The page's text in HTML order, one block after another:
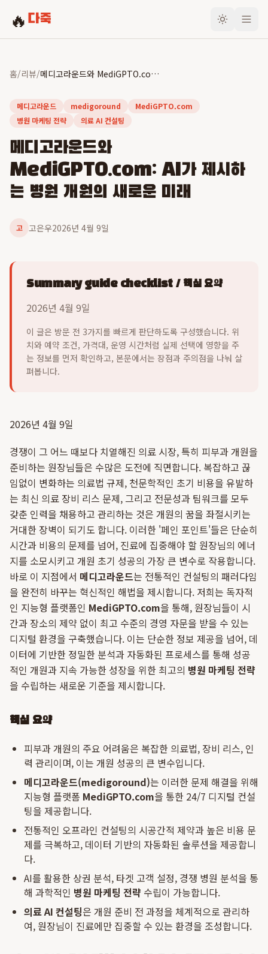
🔥 다죽
홈/리뷰/ 메디고라운드와 MediGPTO.com: AI가 제시하는 병원 개원의 새로운 미래
메디고라운드 medigoround
MediGPTO.com
병원 마케팅 전략
의료 AI 컨설팅
메디고라운드와
MediGPTO.com: AI가 제시하
는 병원 개원의 새로운 미래
고 고은우2026년 4월 9일
Summary guide checklist / 핵심 요약
2026년 4월 9일
이 글은 방문 전 3가지를 빠르게 판단하도록 구성했습니다. 위
치와 예약 조건, 가격대, 운영 시간처럼 실제 선택에 영향을 주
는 정보를 먼저 확인하고, 본문에서는 장점과 주의점을 나눠 살
펴봅니다.
2026년 4월 9일
경쟁이 그 어느 때보다 치열해진 의료 시장, 특히 피부과 개원을
준비하는 원장님들은 수많은 도전에 직면합니다. 복잡하고 끊
임없이 변화하는 의료법 규제, 천문학적인 초기 비용을 유발하
는 최신 의료 장비 리스 문제, 그리고 전문성과 팀워크를 모두
갖춘 인력을 채용하고 관리하는 것은 개원의 꿈을 좌절시키는
거대한 장벽이 되기도 합니다. 이러한 '페인 포인트'들은 단순히
시간과 비용의 문제를 넘어, 진료에 집중해야 할 원장님의 에너
지를 소모시키고 개원 초기 성공의 가장 큰 변수로 작용합니다.
바로 이 지점에서 메디고라운드는 전통적인 컨설팅의 패러다임
을 완전히 바꾸는 혁신적인 해법을 제시합니다. 저희는 독자적
인 지능형 플랫폼인 MediGPTO.com을 통해, 원장님들이 시
간과 장소의 제약 없이 최고 수준의 경영 자문을 받을 수 있는
디지털 환경을 구축했습니다. 이는 단순한 정보 제공을 넘어, 데
이터에 기반한 정밀한 분석과 자동화된 프로세스를 통해 성공
적인 개원과 지속 가능한 성장을 위한 최고의 병원 마케팅 전략
을 수립하는 새로운 기준을 제시합니다.
핵심 요약
피부과 개원의 주요 어려움은 복잡한 의료법, 장비 리스, 인
력 관리이며, 이는 개원 성공의 큰 변수입니다.
메디고라운드(medigoround)는 이러한 문제 해결을 위해
지능형 플랫폼 MediGPTO.com을 통한 24/7 디지털 컨설
팅을 제공합니다.
전통적인 오프라인 컨설팅의 시공간적 제약과 높은 비용 문
제를 극복하고, 데이터 기반의 자동화된 솔루션을 제공합니
다.
AI를 활용한 상권 분석, 타겟 고객 설정, 경쟁 병원 분석을 통
해 과학적인 병원 마케팅 전략 수립이 가능합니다.
의료 AI 컨설팅은 개원 준비 전 과정을 체계적으로 관리하
여, 원장님이 진료에만 집중할 수 있는 환경을 조성합니다.